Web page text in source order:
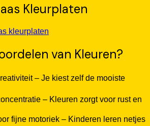
Kleurplaten
kleurplaten
van Kleuren?
– Je kiest zelf de mooiste
– Kleuren zorgt voor rust en
fijne motoriek – Kinderen leren netjes